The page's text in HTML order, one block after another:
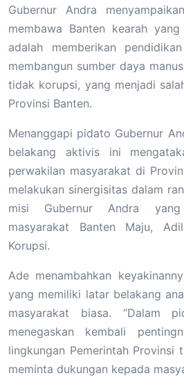
Gubernur Andra
membawa Banten kearah
adalah memberikan
membangun sumber daya
tidak korupsi, yang menjadi
Provinsi Banten.
Menanggapi pidato Gubernur
belakang aktivis ini
perwakilan masyarakat di
melakukan sinergisitas dalam
misi Gubernur Andra
masyarakat Banten Maju,
Korupsi.
Ade menambahkan
yang memiliki latar belakang
masyarakat biasa. “Dalam
menegaskan kembali
lingkungan Pemerintah Provinsi
meminta dukungan kepada